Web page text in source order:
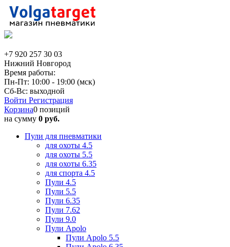
+7 920 257 30 03
Нижний Новгород
Время работы:
Пн-Пт: 10:00 - 19:00 (мск)
Сб-Вс: выходной
Войти Регистрация
Корзина0 позиций
на сумму 0 руб.
Пули для пневматики
для охоты 4.5
для охоты 5.5
для охоты 6.35
для спорта 4.5
Пули 4.5
Пули 5.5
Пули 6.35
Пули 7.62
Пули 9.0
Пули Apolo
Пули Apolo 5.5